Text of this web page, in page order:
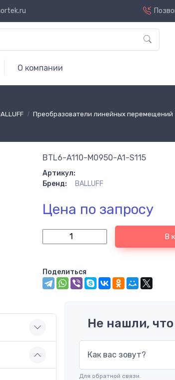
О компании
Преобразователи линейных перемещений
BTL6-A110-M0950-A1-S115
Артикул:
Бренд:
BALLUFF
Цена по запросу
В
Поделиться
Не нашли,
Как вас зовут?
Для обратной связи.